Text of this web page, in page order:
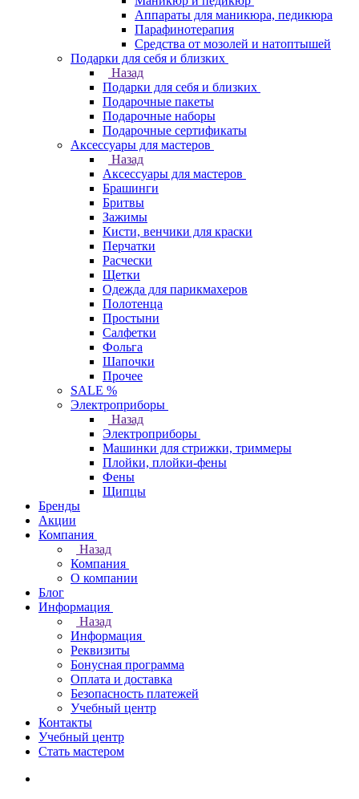
Аппараты для маникюра, педикюра
Парафинотерапия
Средства от мозолей и натоптышей
Подарки для себя и близких
Назад
Подарки для себя и близких
Подарочные пакеты
Подарочные наборы
Подарочные сертификаты
Аксессуары для мастеров
Назад
Аксессуары для мастеров
Брашинги
Бритвы
Зажимы
Кисти, венчики для краски
Перчатки
Расчески
Щетки
Одежда для парикмахеров
Полотенца
Простыни
Салфетки
Фольга
Шапочки
Прочее
SALE %
Электроприборы
Назад
Электроприборы
Машинки для стрижки, триммеры
Плойки, плойки-фены
Фены
Щипцы
Бренды
Акции
Компания
Назад
Компания
О компании
Блог
Информация
Назад
Информация
Реквизиты
Бонусная программа
Оплата и доставка
Безопасность платежей
Учебный центр
Контакты
Учебный центр
Стать мастером